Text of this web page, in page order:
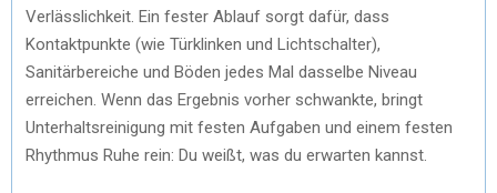
Verlässlichkeit. Ein fester Ablauf sorgt dafür, dass
Kontaktpunkte (wie Türklinken und Lichtschalter),
Sanitärbereiche und Böden jedes Mal dasselbe Niveau
erreichen. Wenn das Ergebnis vorher schwankte, bringt
Unterhaltsreinigung mit festen Aufgaben und einem festen
Rhythmus Ruhe rein: Du weißt, was du erwarten kannst.